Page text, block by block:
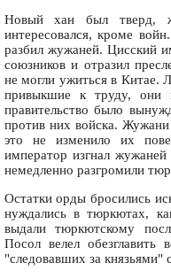
Новый хан был тверд,
интересовался, кроме
разбил жужаней. Цисский
союзников и отразил
не могли ужиться в Китае.
привыкшие к труду, они
правительство было
против них войска.
это не изменило их
император изгнал
немедленно разгромили
Остатки орды бросились
нуждались в тюркютах,
выдали тюркютскому
Посол велел
"следовавших за князьями"